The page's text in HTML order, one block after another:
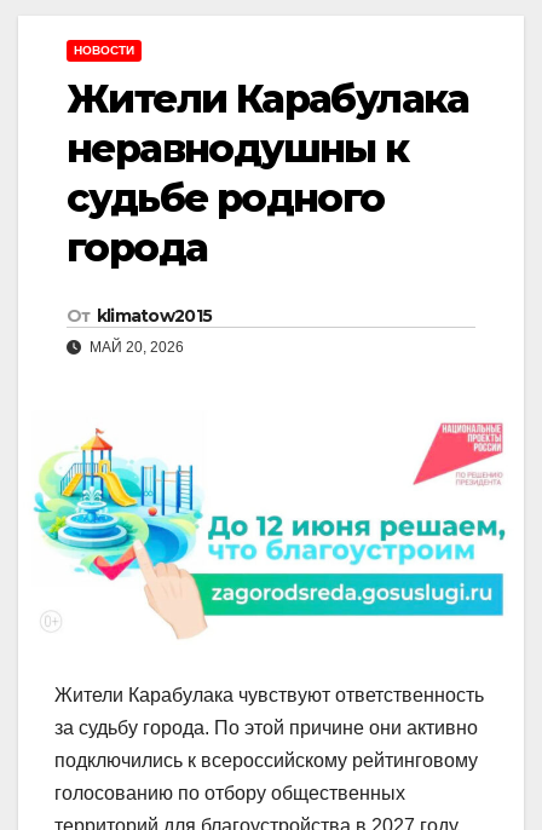
НОВОСТИ
Жители Карабулака
неравнодушны к
судьбе родного
города
От klimatow2015
МАЙ 20, 2026
Жители Карабулака чувствуют ответственность
за судьбу города. По этой причине они активно
подключились к всероссийскому рейтинговому
голосованию по отбору общественных
территорий для благоустройства в 2027 году.